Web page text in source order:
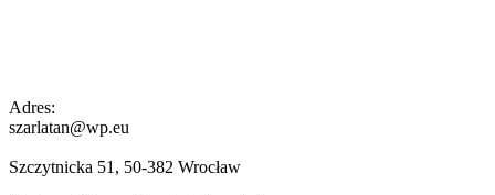
Adres:
szarlatan@wp.eu
Szczytnicka 51, 50-382 Wrocław